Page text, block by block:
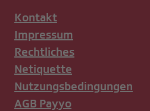
Kontakt
Impressum
Rechtliches
Netiquette
Nutzungsbedingungen
AGB Payyo